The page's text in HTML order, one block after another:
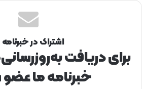
اشتراک در خبرنامه
برای دریافت
خبرنامه ما